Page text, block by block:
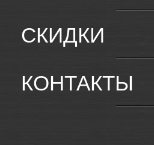
СКИДКИ
КОНТАКТЫ